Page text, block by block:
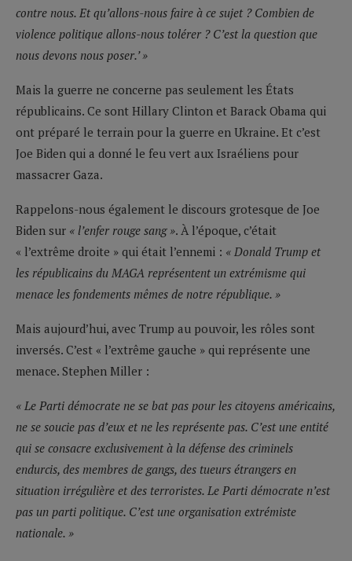
contre nous. Et qu’allons-nous faire à ce sujet ? Combien de
violence politique allons-nous tolérer ? C’est la question que
nous devons nous poser.’ »
Mais la guerre ne concerne pas seulement les États
républicains. Ce sont Hillary Clinton et Barack Obama qui
ont préparé le terrain pour la guerre en Ukraine. Et c’est
Joe Biden qui a donné le feu vert aux Israéliens pour
massacrer Gaza.
Rappelons-nous également le discours grotesque de Joe
Biden sur « l’enfer rouge sang ». À l’époque, c’était
« l’extrême droite » qui était l’ennemi : « Donald Trump et
les républicains du MAGA représentent un extrémisme qui
menace les fondements mêmes de notre république. »
Mais aujourd’hui, avec Trump au pouvoir, les rôles sont
inversés. C’est « l’extrême gauche » qui représente une
menace. Stephen Miller :
« Le Parti démocrate ne se bat pas pour les citoyens américains,
ne se soucie pas d’eux et ne les représente pas. C’est une entité
qui se consacre exclusivement à la défense des criminels
endurcis, des membres de gangs, des tueurs étrangers en
situation irrégulière et des terroristes. Le Parti démocrate n’est
pas un parti politique. C’est une organisation extrémiste
nationale. »